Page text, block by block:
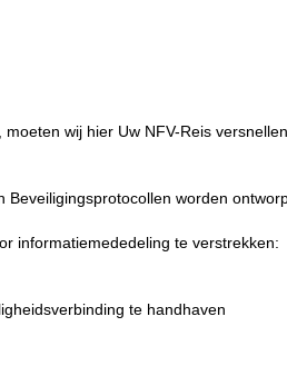
wij hier Uw NFV-Reis
worden
informatiemededeling te verstrekken:
te handhaven